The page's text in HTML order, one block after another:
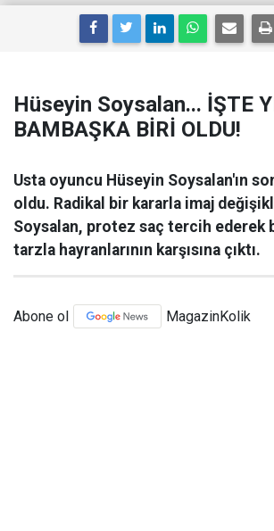
Hüseyin Soysalan... İŞTE
BAMBAŞKA BİRİ OLDU!
Usta oyuncu Hüseyin Soysalan'ın
oldu. Radikal bir kararla imaj
Soysalan, protez saç tercih ederek
tarzla hayranlarının karşısına çıktı.
Abone ol MagazinKolik